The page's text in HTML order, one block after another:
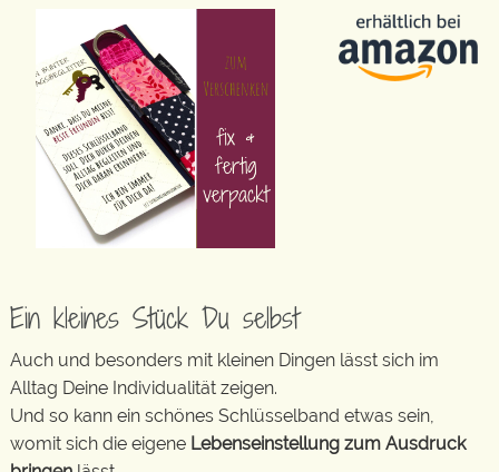
Ein kleines Stück Du selbst
Auch und besonders mit kleinen Dingen lässt sich im
Alltag Deine Individualität zeigen.
Und so kann ein schönes Schlüsselband etwas sein,
womit sich die eigene Lebenseinstellung zum Ausdruck